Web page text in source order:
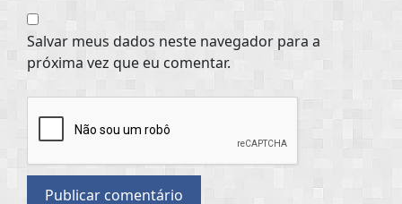
Salvar meus dados neste navegador para a
próxima vez que eu comentar.